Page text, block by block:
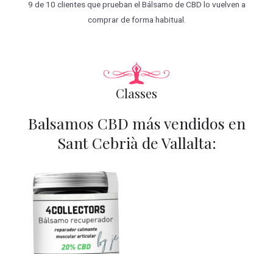
9 de 10 clientes que prueban el Bálsamo de CBD lo vuelven a
comprar de forma habitual.
Classes
Balsamos CBD más vendidos en
Sant Cebrià de Vallalta: